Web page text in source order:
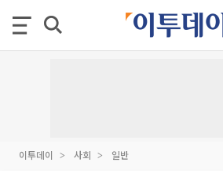
이투데이 사회 일반